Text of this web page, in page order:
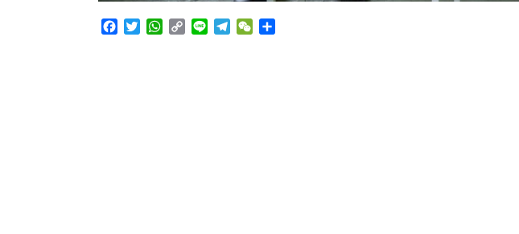
FacebookTwitterWhatsApp
Copy
Line TelegramWeChat